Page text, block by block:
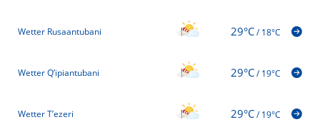
Wetter Rusaantubani 29°C/18°C
Wetter Q’ipiantubani 29°C/19°C
Wetter T’ezeri 29°C/19°C